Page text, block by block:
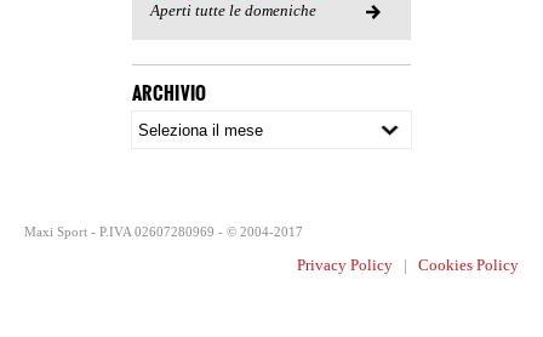
Aperti tutte le domeniche
ARCHIVIO
Maxi Sport - P.IVA 02607280969 - © 2004-2017
Privacy Policy| Cookies Policy